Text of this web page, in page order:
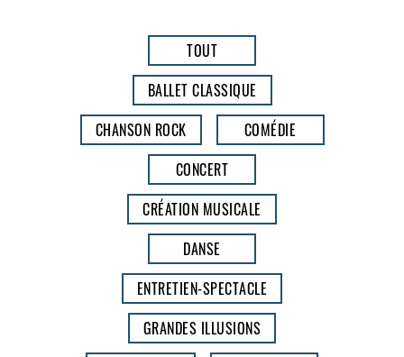
TOUT
BALLET CLASSIQUE
CHANSON ROCK
COMÉDIE
CONCERT
CRÉATION MUSICALE
DANSE
ENTRETIEN-SPECTACLE
GRANDES ILLUSIONS